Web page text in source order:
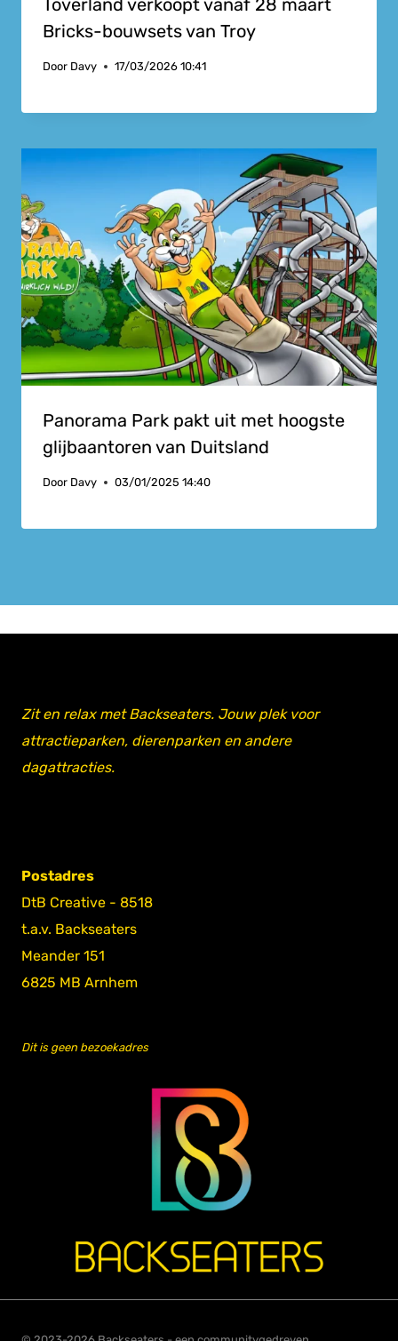
Toverland verkoopt vanaf 28 maart
Bricks-bouwsets van Troy
Door Davy 17/03/2026 10:41
Panorama Park pakt uit met hoogste
glijbaantoren van Duitsland
Door Davy 03/01/2025 14:40
Zit en relax met Backseaters. Jouw plek voor
attractieparken, dierenparken en andere
dagattracties.
Postadres
DtB Creative - 8518
t.a.v. Backseaters
Meander 151
6825 MB Arnhem
Dit is geen bezoekadres